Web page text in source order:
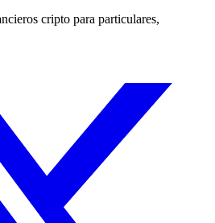
cripto para particulares,